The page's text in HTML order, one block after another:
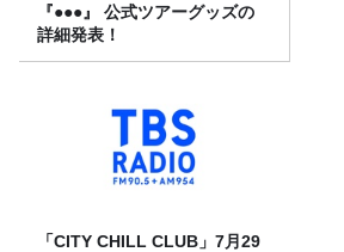
『●●●』 公式ツアーグッズの
詳細発表！
「CITY CHILL CLUB」7月29